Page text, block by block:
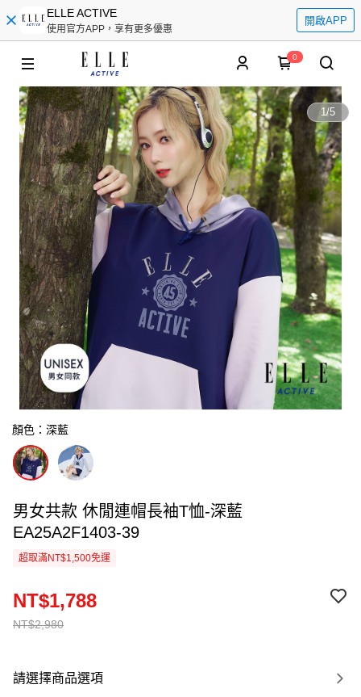
ELLE ACTIVE
使用官方APP，享有更多優惠
開啟APP
0
1/5
顏色：深藍
男女共款 休閒連帽長袖T恤-深藍
EA25A2F1403-39
超取滿NT$1,500免運
NT$2,980
NT$1,788
請選擇商品選項